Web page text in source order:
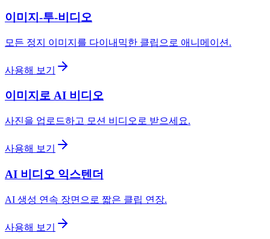
이미지-투-비디오
모든 정지 이미지를 다이내믹한 클립으로 애니메이션.
사용해 보기
이미지로 AI 비디오
사진을 업로드하고 모션 비디오로 받으세요.
사용해 보기
AI 비디오 익스텐더
AI 생성 연속 장면으로 짧은 클립 연장.
사용해 보기